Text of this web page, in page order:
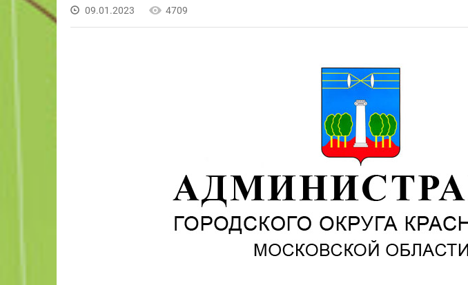
09.01.2023 4709